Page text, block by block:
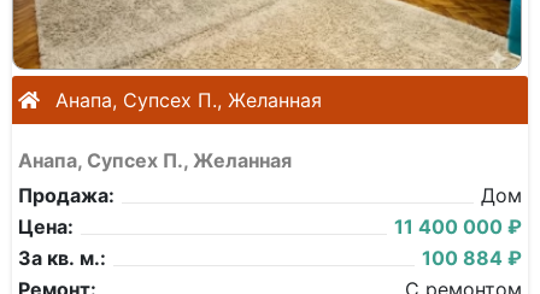
Анапа, Супсех П., Желанная
Анапа, Супсех П., Желанная
Продажа:
Дом
Цена:
11 400 000 ₽
За кв. м.:
100 884 ₽
Ремонт:
С ремонтом